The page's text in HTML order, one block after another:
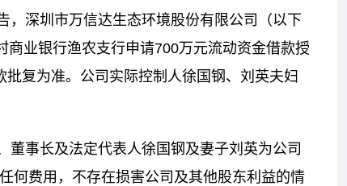
，深圳市万信达生态环境股份有限公司（以下
商业银行渔农支行申请700万元流动资金借款授
复为准。公司实际控制人徐国钢、刘英夫妇
事长及法定代表人徐国钢及妻子刘英为公司
何费用，不存在损害公司及其他股东利益的情